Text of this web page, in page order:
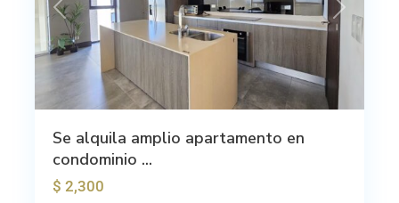
Previous Next
Se alquila amplio apartamento en
condominio ...
$ 2,300